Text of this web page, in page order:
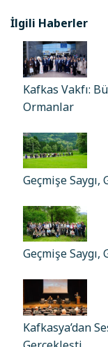
İlgili Haberler
Kafkas Vakfı:
Ormanlar
Geçmişe
Geçmişe
Kafkasya’dan